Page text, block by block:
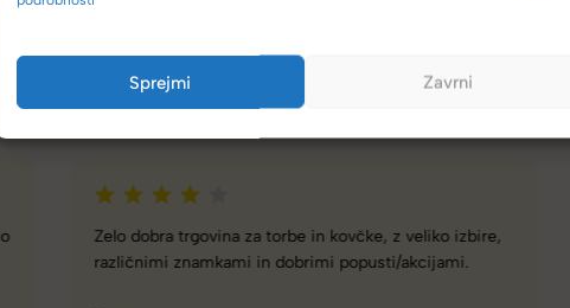
Sprejmi Zavrni
(4,8/5)
Kupci nas hvalijo zaradi hitre dostave, poštenih cen in velike izbire.
Spletna ali fizična trgovina z zelo dobro izbiro torbic,
nahrbtnikov, kovčkov in še več.